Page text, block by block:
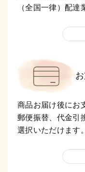
（全国一律）配達
商品お届け後にお
郵便振替、代金引
選択いただけます。